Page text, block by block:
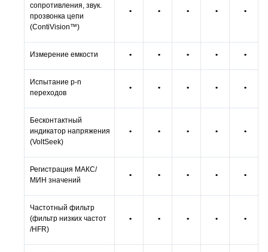
сопротивления, звук.
прозвонка цепи
(ContiVision™)
• • • • •
Измерение емкости • • • • •
Испытание p-n
переходов
• • • • •
Бесконтактный
индикатор напряжения
(VoltSeek)
• • • • •
Регистрация МАКС/
МИН значений
• • • • •
Частотный фильтр
(фильтр низких частот
/HFR)
• • • • •